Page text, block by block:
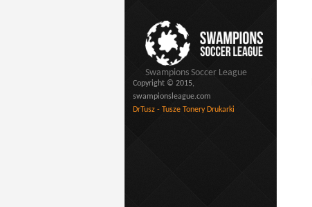
Swampions Soccer League
Copyright © 2015,
swampionsleague.com
DrTusz - Tusze Tonery Drukarki